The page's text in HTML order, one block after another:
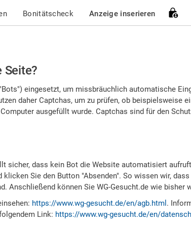
Bonitätscheck Anzeige inserieren
Seite?
eingesetzt, um missbräuchlich automatische
daher Captchas, um zu prüfen, ob beispielsweise
ausgefüllt wurde. Captchas sind für den
sicher, dass kein Bot die Website automatisiert
klicken Sie den Button "Absenden". So wissen wir,
Anschließend können Sie WG-Gesucht.de wie bisher
https://www.wg-gesucht.de/en/agb.html .
Link: https://www.wg-gesucht.de/en/